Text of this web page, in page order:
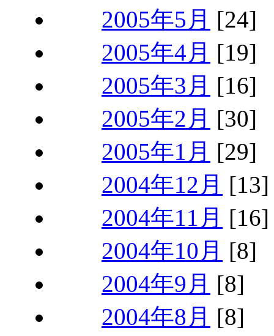
2005年5月 [24]
2005年4月 [19]
2005年3月 [16]
2005年2月 [30]
2005年1月 [29]
2004年12月 [13]
2004年11月 [16]
2004年10月 [8]
2004年9月 [8]
2004年8月 [8]